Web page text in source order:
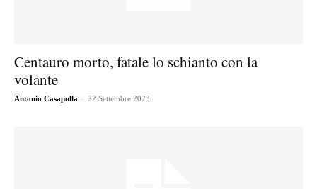
Centauro morto, fatale lo schianto con la
volante
Antonio Casapulla - 22 Settembre 2023